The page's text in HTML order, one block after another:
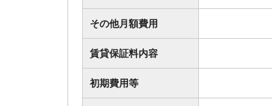
その他月額費用
賃貸保証料内容
初期費用等